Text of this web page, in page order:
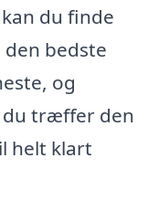
du finde
bedste
og
træffer den
helt klart